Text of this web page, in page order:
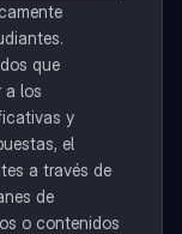
que
a los
y
el
a través de
de
o contenidos